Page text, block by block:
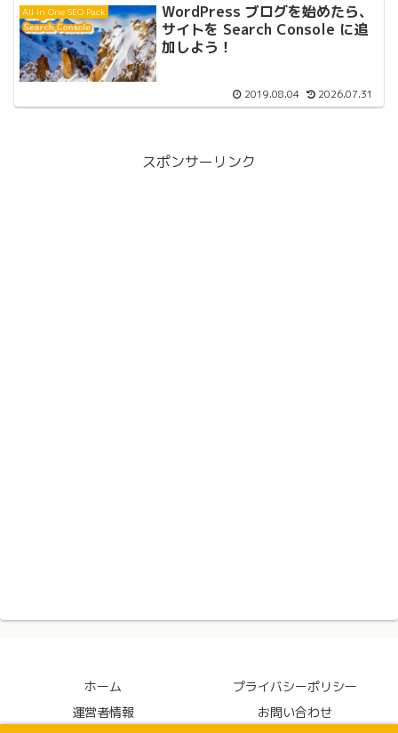
All in One SEO Pack
WordPress ブログを始めたら、
サイトを Search Console に追
加しよう！
2019.08.04 2026.07.31
スポンサーリンク
ホーム
プライバシーポリシー
運営者情報
お問い合わせ